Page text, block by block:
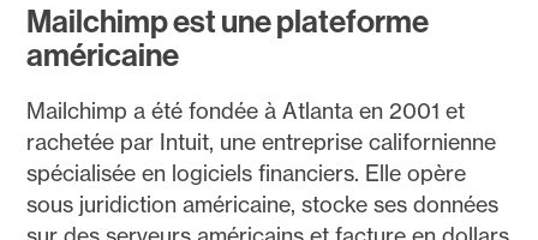
Mailchimp est une plateforme
américaine
Mailchimp a été fondée à Atlanta en 2001 et
rachetée par Intuit, une entreprise californienne
spécialisée en logiciels financiers. Elle opère
sous juridiction américaine, stocke ses données